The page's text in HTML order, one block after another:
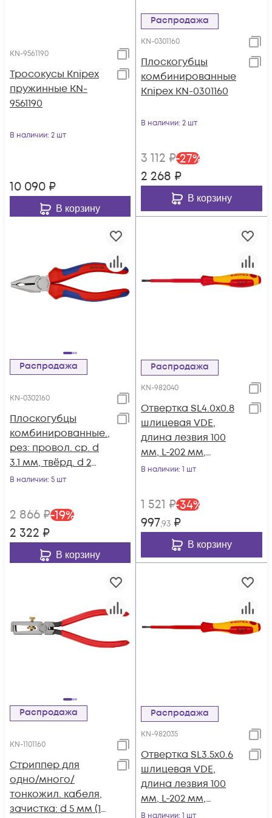
KN-9561190
Тросокусы Knipex
пружинные KN-
9561190
В наличии: 2 шт
10 090 ₽
В корзину
Распродажа
KN-0301160
Плоскогубцы
комбинированные
Knipex KN-0301160
В наличии: 2 шт
3 112 ₽-27%
2 268 ₽
В корзину
Распродажа
KN-0302160
Плоскогубцы
комбинированные.,
рез: провол. ср. d
3.1 мм, твёрд. d 2
мм, кабель d 10 мм
чёрн., 2-к ручки KN-
0302160
В наличии: 5 шт
2 866 ₽-19%
2 322 ₽
В корзину
Распродажа
KN-982040
Отвертка SL4.0x0.8
шлицевая VDE,
длина лезвия 100
мм, L-202 мм,
диэлектрическая, 2-
рукоятка KN-982040
В наличии: 1 шт
1 521 ₽-34%
997,93 ₽
В корзину
Распродажа
KN-1101160
Стриппер для
одно/много/
тонкожил. кабеля,
зачистка: d 5 мм (10
Распродажа
KN-982035
Отвертка SL3.5x0.6
шлицевая VDE,
длина лезвия 100
мм, L-202 мм,
диэлектрическая, 2-
В наличии: 1 шт